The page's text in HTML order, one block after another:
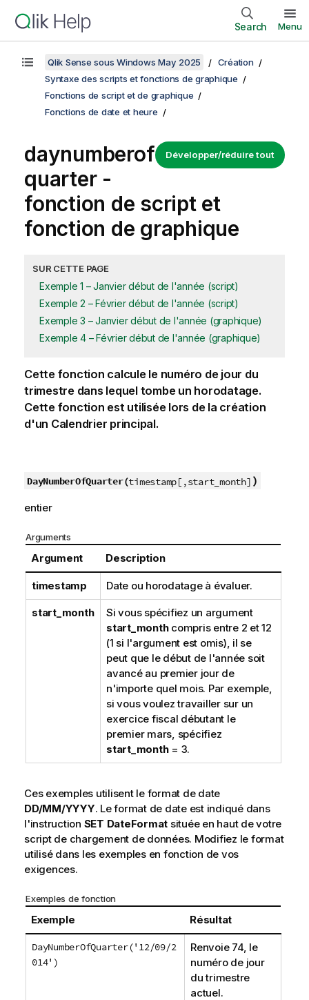
Search Menu
Qlik Sense sous Windows May 2025
Création
Syntaxe des scripts et fonctions de graphique
Fonctions de script et de graphique
Fonctions de date et heure
Développer/réduire tout
daynumberof
quarter -
fonction de script et
fonction de graphique
SUR CETTE PAGE
Exemple 1 – Janvier début de l'année (script)
Exemple 2 – Février début de l'année (script)
Exemple 3 – Janvier début de l'année (graphique)
Exemple 4 – Février début de l'année (graphique)
Cette fonction calcule le numéro de jour du
trimestre dans lequel tombe un horodatage.
Cette fonction est utilisée lors de la création
d'un Calendrier principal.
DayNumberOfQuarter(timestamp[,start_month] )
entier
Arguments
Argument Description
timestamp Date ou horodatage à évaluer.
start_month
Si vous spécifiez un argument
start_monthcompris entre 2 et 12
(1 si l'argument est omis), il se
peut que le début de l'année soit
avancé au premier jour de
n'importe quel mois. Par exemple,
si vous voulez travailler sur un
exercice fiscal débutant le
premier mars, spécifiez
start_month= 3.
Ces exemples utilisent le format de date
DD/MM/YYYY. Le format de date est indiqué dans
l'instruction SET DateFormat située en haut de votre
script de chargement de données. Modifiez le format
utilisé dans les exemples en fonction de vos
exigences.
Exemples de fonction
Exemple Résultat
DayNumberOfQuarter('12/09/2
014')
Renvoie 74, le
numéro de jour
du trimestre
actuel.